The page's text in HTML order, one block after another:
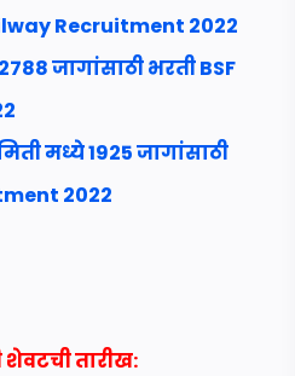
Recruitment 2022
जागांसाठी भरती BSF
मध्ये 1925 जागांसाठी
2022
तारीख: